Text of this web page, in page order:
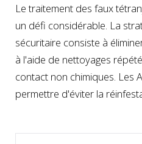
Le traitement des faux
un défi considérable. La
sécuritaire consiste à
à l'aide de nettoyages
contact non chimiques. Les
permettre d'éviter la